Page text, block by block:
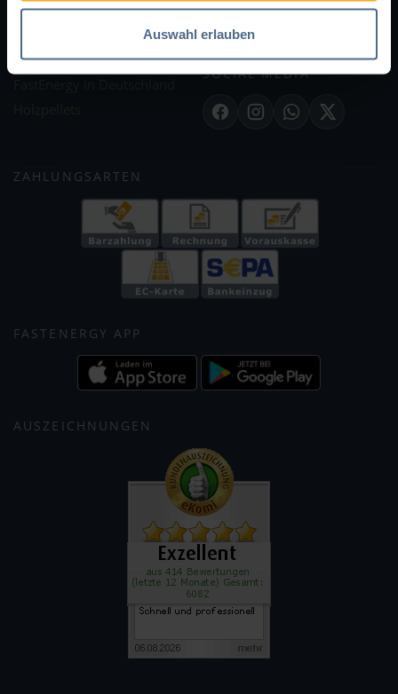
Auswahl erlauben
Bewertungen
Partnerprogramm
Datenschutz
Cookie-Einstellungen
SOCIAL MEDIA
FacebookInstagramWhatsApp
X
ZAHLUNGSARTEN
FASTENERGY APP
AUSZEICHNUNGEN